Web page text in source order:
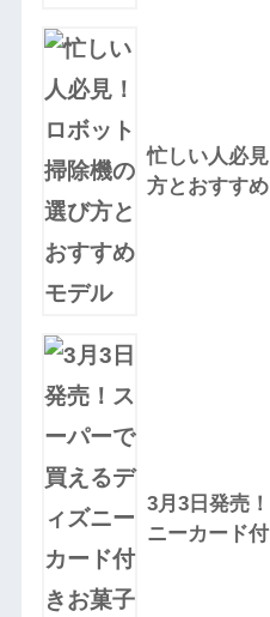
忙しい人必
方とおすす
3月3日発売
ニーカード